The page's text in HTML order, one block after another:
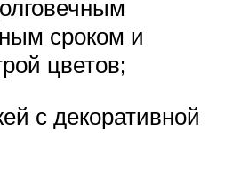
сроком и
цветов;
с декоративной